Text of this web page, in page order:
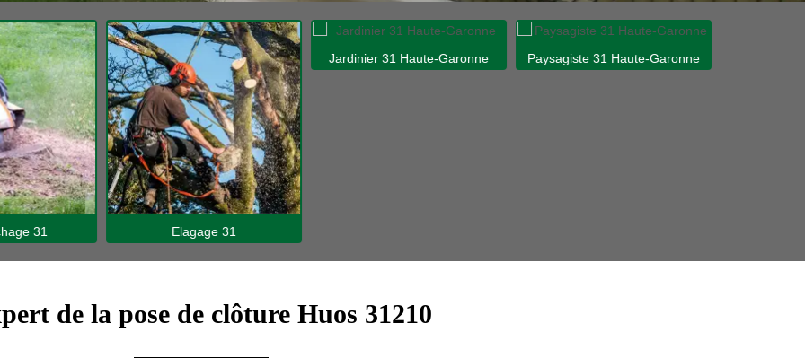
31 Elagage 31
Jardinier 31 Haute-Garonne Paysagiste 31 Haute-Garonne
de la pose de clôture Huos 31210